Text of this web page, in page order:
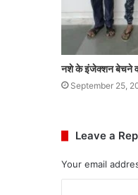
नशे के इंजेक्शन बेचने
September 25,
Leave a
Your email